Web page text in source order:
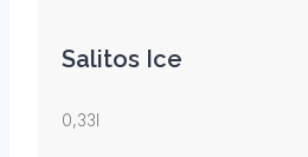
Salitos Ice
0,33l